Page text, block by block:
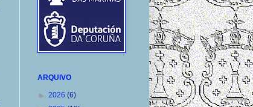
ARQUIVO
► 2026 (6)